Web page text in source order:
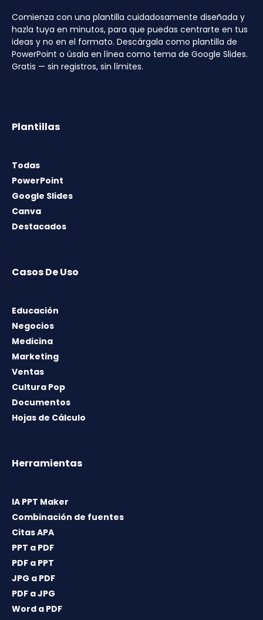
Comienza con una plantilla cuidadosamente diseñada y
hazla tuya en minutos, para que puedas centrarte en tus
ideas y no en el formato. Descárgala como plantilla de
PowerPoint o úsala en línea como tema de Google Slides.
Gratis — sin registros, sin límites.
Plantillas
Todas
PowerPoint
Google Slides
Canva
Destacados
Casos De Uso
Educación
Negocios
Medicina
Marketing
Ventas
Cultura Pop
Documentos
Hojas de Cálculo
Herramientas
IA PPT Maker
Combinación de fuentes
Citas APA
PPT a PDF
PDF a PPT
JPG a PDF
PDF a JPG
Word a PDF